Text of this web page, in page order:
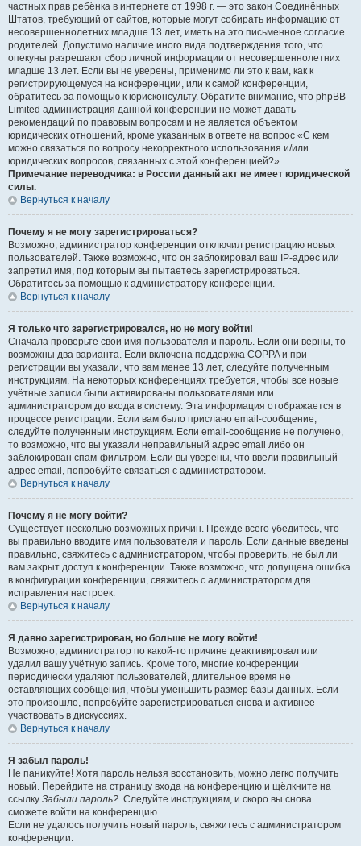
частных прав ребёнка в интернете от 1998 г. — это закон Соединённых
Штатов, требующий от сайтов, которые могут собирать информацию от
несовершеннолетних младше 13 лет, иметь на это письменное согласие
родителей. Допустимо наличие иного вида подтверждения того, что
опекуны разрешают сбор личной информации от несовершеннолетних
младше 13 лет. Если вы не уверены, применимо ли это к вам, как к
регистрирующемуся на конференции, или к самой конференции,
обратитесь за помощью к юрисконсульту. Обратите внимание, что phpBB
Limited администрация данной конференции не может давать
рекомендаций по правовым вопросам и не является объектом
юридических отношений, кроме указанных в ответе на вопрос «С кем
можно связаться по вопросу некорректного использования и/или
юридических вопросов, связанных с этой конференцией?».
Примечание переводчика: в России данный акт не имеет юридической
силы.
Вернуться к началу
Почему я не могу зарегистрироваться?
Возможно, администратор конференции отключил регистрацию новых
пользователей. Также возможно, что он заблокировал ваш IP-адрес или
запретил имя, под которым вы пытаетесь зарегистрироваться.
Обратитесь за помощью к администратору конференции.
Вернуться к началу
Я только что зарегистрировался, но не могу войти!
Сначала проверьте свои имя пользователя и пароль. Если они верны, то
возможны два варианта. Если включена поддержка COPPA и при
регистрации вы указали, что вам менее 13 лет, следуйте полученным
инструкциям. На некоторых конференциях требуется, чтобы все новые
учётные записи были активированы пользователями или
администратором до входа в систему. Эта информация отображается в
процессе регистрации. Если вам было прислано email-сообщение,
следуйте полученным инструкциям. Если email-сообщение не получено,
то возможно, что вы указали неправильный адрес email либо он
заблокирован спам-фильтром. Если вы уверены, что ввели правильный
адрес email, попробуйте связаться с администратором.
Вернуться к началу
Почему я не могу войти?
Существует несколько возможных причин. Прежде всего убедитесь, что
вы правильно вводите имя пользователя и пароль. Если данные введены
правильно, свяжитесь с администратором, чтобы проверить, не был ли
вам закрыт доступ к конференции. Также возможно, что допущена ошибка
в конфигурации конференции, свяжитесь с администратором для
исправления настроек.
Вернуться к началу
Я давно зарегистрирован, но больше не могу войти!
Возможно, администратор по какой-то причине деактивировал или
удалил вашу учётную запись. Кроме того, многие конференции
периодически удаляют пользователей, длительное время не
оставляющих сообщения, чтобы уменьшить размер базы данных. Если
это произошло, попробуйте зарегистрироваться снова и активнее
участвовать в дискуссиях.
Вернуться к началу
Я забыл пароль!
Не паникуйте! Хотя пароль нельзя восстановить, можно легко получить
новый. Перейдите на страницу входа на конференцию и щёлкните на
ссылку Забыли пароль?. Следуйте инструкциям, и скоро вы снова
сможете войти на конференцию.
Если не удалось получить новый пароль, свяжитесь с администратором
конференции.